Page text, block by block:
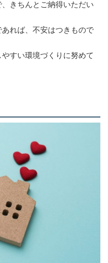
きちんとご納得いただい
れば、不安はつきもので
すい環境づくりに努めて